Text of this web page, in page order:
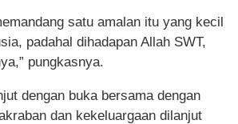
satu amalan itu yang kecil
padahal dihadapan Allah SWT,
pungkasnya.
dengan buka bersama dengan
dan kekeluargaan dilanjut